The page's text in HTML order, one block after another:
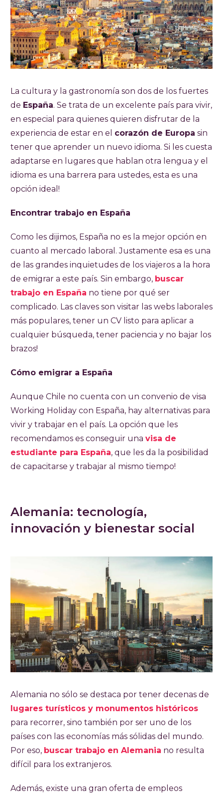
La cultura y la gastronomía son dos de los fuertes
de España. Se trata de un excelente país para vivir,
en especial para quienes quieren disfrutar de la
experiencia de estar en el corazón de Europa sin
tener que aprender un nuevo idioma. Si les cuesta
adaptarse en lugares que hablan otra lengua y el
idioma es una barrera para ustedes, esta es una
opción ideal!
Encontrar trabajo en España
Como les dijimos, España no es la mejor opción en
cuanto al mercado laboral. Justamente esa es una
de las grandes inquietudes de los viajeros a la hora
de emigrar a este país. Sin embargo, buscar
trabajo en España no tiene por qué ser
complicado. Las claves son visitar las webs laborales
más populares, tener un CV listo para aplicar a
cualquier búsqueda, tener paciencia y no bajar los
brazos!
Cómo emigrar a España
Aunque Chile no cuenta con un convenio de visa
Working Holiday con España, hay alternativas para
vivir y trabajar en el país. La opción que les
recomendamos es conseguir una visa de
estudiante para España, que les da la posibilidad
de capacitarse y trabajar al mismo tiempo!
Alemania: tecnología,
innovación y bienestar social
Alemania no sólo se destaca por tener decenas de
lugares turísticos y monumentos históricos
para recorrer, sino también por ser uno de los
países con las economías más sólidas del mundo.
Por eso, buscar trabajo en Alemania no resulta
difícil para los extranjeros.
Además, existe una gran oferta de empleos